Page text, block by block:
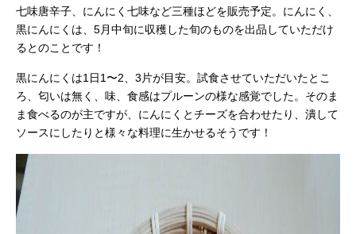
七味唐辛子、にんにく七味など三種ほどを販売予定。にんにく、
黒にんにくは、5月中旬に収穫した旬のものを出品していただけ
るとのことです！
黒にんにくは1日1〜2、3片が目安。試食させていただいたとこ
ろ、匂いは無く、味、食感はプルーンの様な感覚でした。そのま
ま食べるのが主ですが、にんにくとチーズを合わせたり、潰して
ソースにしたりと様々な料理に生かせるそうです！